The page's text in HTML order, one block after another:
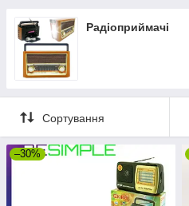
Радіоприймачі
Сортування
–30%